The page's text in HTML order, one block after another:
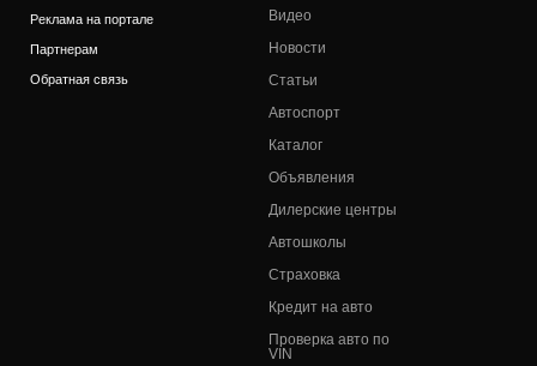
Реклама на портале
Партнерам
Обратная связь
Видео
Новости
Статьи
Автоспорт
Каталог
Объявления
Дилерские центры
Автошколы
Страховка
Кредит на авто
Проверка авто по
VIN